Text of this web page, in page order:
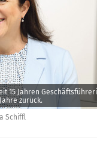
Schiffl
15 Jahren
zurück.